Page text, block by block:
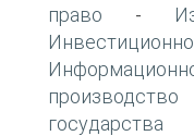
право -
производство